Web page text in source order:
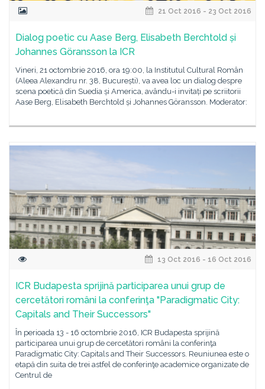
21 Oct 2016 - 23 Oct 2016
Dialog poetic cu Aase Berg, Elisabeth Berchtold și
Johannes Göransson la ICR
Vineri, 21 octombrie 2016, ora 19:00, la Institutul Cultural Român
(Aleea Alexandru nr. 38, București), va avea loc un dialog despre
scena poetică din Suedia și America, avându-i invitați pe scriitorii
Aase Berg, Elisabeth Berchtold și Johannes Göransson. Moderator:
13 Oct 2016 - 16 Oct 2016
ICR Budapesta sprijină participarea unui grup de
cercetători români la conferinţa "Paradigmatic City:
Capitals and Their Successors"
În perioada 13 - 16 octombrie 2016, ICR Budapesta sprijină
participarea unui grup de cercetători români la conferinţa
Paradigmatic City: Capitals and Their Successors. Reuniunea este o
etapă din suita de trei astfel de conferinţe academice organizate de
Centrul de